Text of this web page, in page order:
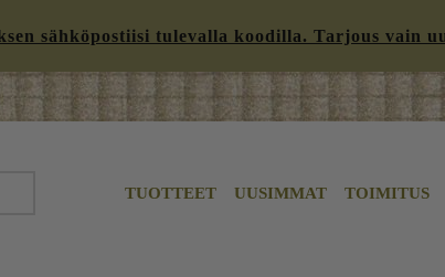
sähköpostiisi tulevalla koodilla. Tarjous vain
TUOTTEET UUSIMMAT TOIMITUS